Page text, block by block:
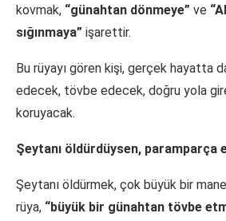
kovmak, “günahtan dönmeye” ve
sığınmaya” işarettir.
Bu rüyayı gören kişi, gerçek hayatta
edecek, tövbe edecek, doğru yola
koruyacak.
Şeytanı öldürdüysen, paramparça
Şeytanı öldürmek, çok büyük bir
rüya, “büyük bir günahtan tövbe